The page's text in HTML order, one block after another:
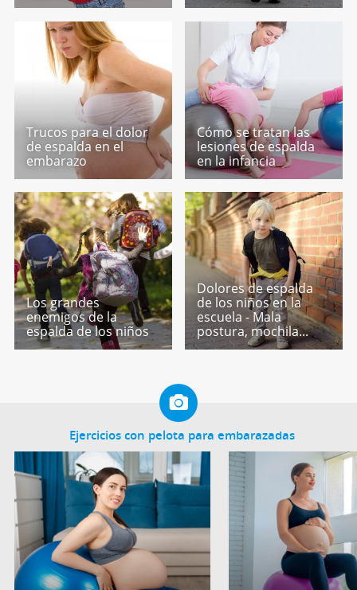
Trucos para el dolor
de espalda en el
embarazo
Cómo se tratan las
lesiones de espalda
en la infancia
Los grandes
enemigos de la
espalda de los niños
Dolores de espalda
de los niños en la
escuela - Mala
postura, mochila...
Ejercicios con pelota para embarazadas